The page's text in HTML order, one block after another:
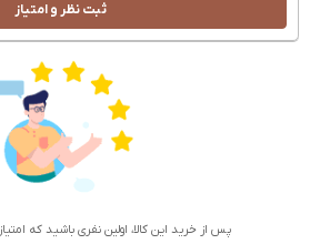
ثبت نظر و امتیاز
پس از خرید این کالا، اولین نفری باشید که